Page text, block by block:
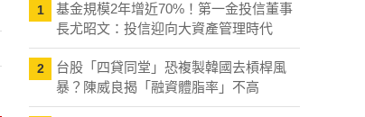
1
基金規模2年增近70%！第一金投信董事
長尤昭文：投信迎向大資產管理時代
2
台股「四貸同堂」恐複製韓國去槓桿風
暴？陳威良揭「融資體脂率」不高